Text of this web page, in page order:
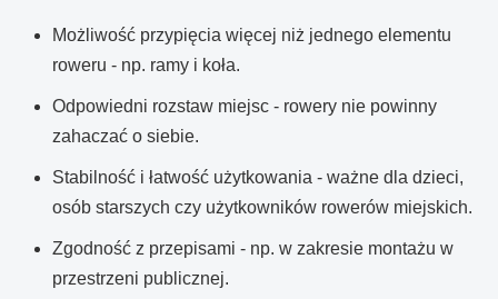
Możliwość przypięcia więcej niż jednego elementu
roweru - np. ramy i koła.
Odpowiedni rozstaw miejsc - rowery nie powinny
zahaczać o siebie.
Stabilność i łatwość użytkowania - ważne dla dzieci,
osób starszych czy użytkowników rowerów miejskich.
Zgodność z przepisami - np. w zakresie montażu w
przestrzeni publicznej.